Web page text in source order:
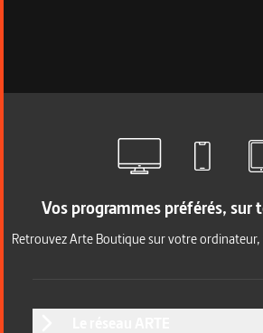
Vos programmes préférés, sur
Retrouvez Arte Boutique sur votre